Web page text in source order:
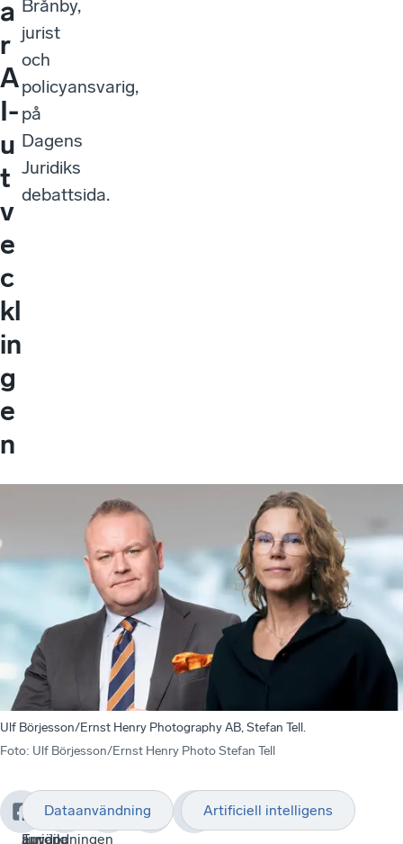
a
r
A
I-
u
t
v
e
c
kl
in
g
e
n
Brånby,
jurist
och
policyansvarig,
på
Dagens
Juridiks
debattsida.
Ulf Börjesson/Ernst Henry Photography AB, Stefan Tell.
Foto: Ulf Börjesson/Ernst Henry Photo Stefan Tell
Ska
Europa
”Eftersom
användningen
Dagens
Juridik:
Dataanvändning Artificiell intelligens